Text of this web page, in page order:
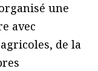
une
avec
de la